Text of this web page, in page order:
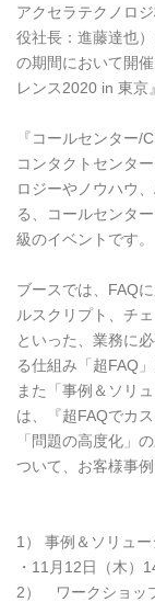
アクセラテクノロ
役社長：進藤達也
の期間において開
レンス2020 in 東京
『コールセンター/
コンタクトセンタ
ロジーやノウハウ
る、コールセンタ
級のイベントです。
ブースでは、FAQ
ルスクリプト、チ
といった、業務に
る仕組み「超FAQ
また「事例＆ソリ
は、『超FAQでカ
「問題の高度化」
ついて、お客様事
1） 事例＆ソリュ
・11月12日（木
2） ワークショッ